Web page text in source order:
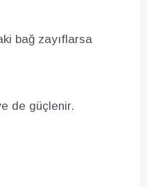
bağ zayıflarsa
de güçlenir.